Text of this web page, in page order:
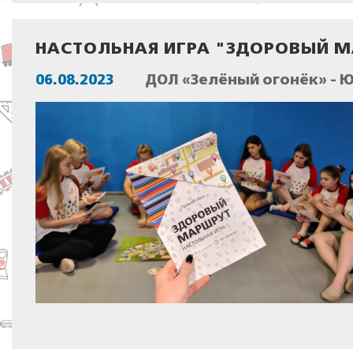
НАСТОЛЬНАЯ ИГРА "ЗДОРОВЫЙ
06.08.2023 ДОЛ «Зелёный огонёк» -